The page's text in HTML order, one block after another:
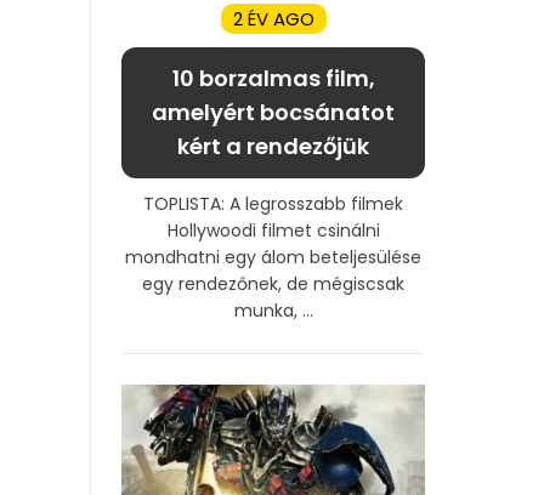
2 ÉV AGO
10 borzalmas film,
amelyért bocsánatot
kért a rendezőjük
TOPLISTA: A legrosszabb filmek
Hollywoodi filmet csinálni
mondhatni egy álom beteljesülése
egy rendezőnek, de mégiscsak
munka, ...